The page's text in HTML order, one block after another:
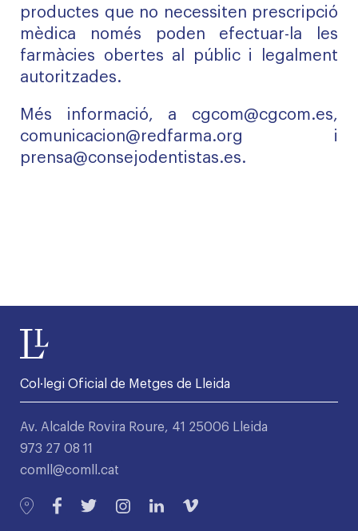
productes que no necessiten prescripció
mèdica només poden efectuar-la les
farmàcies obertes al públic i legalment
autoritzades.
Més informació, a cgcom@cgcom.es,
comunicacion@redfarma.org i
prensa@consejodentistas.es.
Col·legi Oficial de Metges de Lleida
Av. Alcalde Rovira Roure, 41 25006 Lleida
973 27 08 11
comll@comll.cat